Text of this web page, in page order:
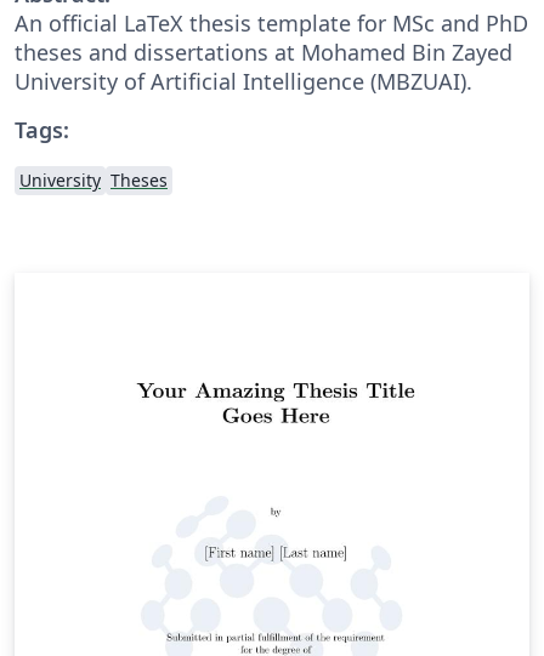
An official LaTeX thesis template for MSc and PhD
theses and dissertations at Mohamed Bin Zayed
University of Artificial Intelligence (MBZUAI).
Tags:
University Theses